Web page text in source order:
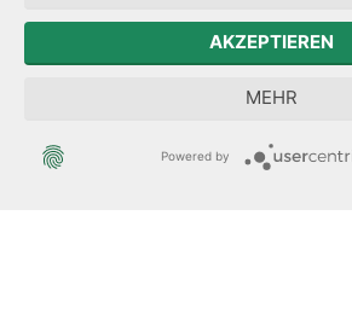
Der Sächsische
Sächsische Landesbeauftragte zur
AKZEPTIEREN
MEHR
Powered by